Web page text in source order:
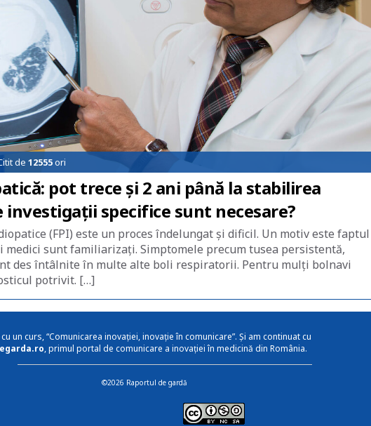
de 12555ori
pot trece și 2 ani până la stabilirea
specifice sunt necesare?
(FPI) este un proces îndelungat și dificil. Un motiv este faptul
medici sunt familiarizați. Simptomele precum tusea persistentă,
des întâlnite în multe alte boli respiratorii. Pentru mulți bolnavi
potrivit. […]
un curs, “Comunicarea inovației, inovație în comunicare”. Și am continuat cu
, primul portal de comunicare a inovației în medicină din România.
©2026 Raportul de gardă